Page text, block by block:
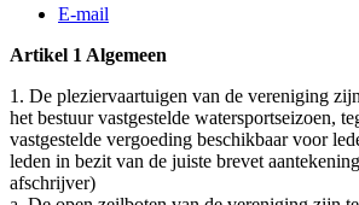
E-mail
Artikel 1 Algemeen
1. De pleziervaartuigen van de vereniging
het bestuur vastgestelde watersportseizoen,
vastgestelde vergoeding beschikbaar voor
leden in bezit van de juiste brevet
afschrijver)